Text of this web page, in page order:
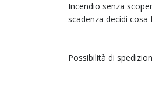
Incendio senza
scadenza decidi
Possibilità di